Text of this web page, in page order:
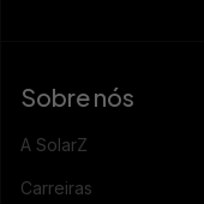
Sobre nós
A SolarZ
Carreiras